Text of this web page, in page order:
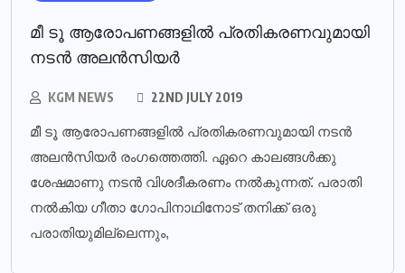
മീ ടൂ ആരോപണങ്ങളില്‍ പ്രതികരണവുമായി
നടൻ അലന്‍സിയര്‍
KGM NEWS 22ND JULY 2019
മീ ടൂ ആരോപണങ്ങളില്‍ പ്രതികരണവുമായി നടൻ
അലന്‍സിയര്‍ രംഗത്തെത്തി. ഏറെ കാലങ്ങൾക്കു
ശേഷമാണു നടൻ വിശദീകരണം നൽകുന്നത്. പരാതി
നൽകിയ ഗീതാ ഗോപിനാഥിനോട് തനിക്ക് ഒരു
പരാതിയുമില്ലെന്നും,